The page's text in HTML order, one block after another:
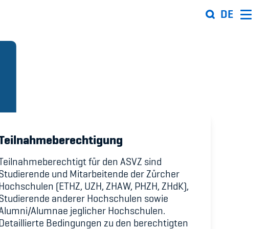
DE
& Sport
Mitgliedervereine
Sponsoren und Partner
Netzwerk
für den ASVZ sind
und Mitarbeitende der Zürcher
(ETHZ, UZH, ZHAW, PHZH, ZHdK),
anderer Hochschulen sowie
Alumnae jeglicher Hochschulen.
Bedingungen zu den berechtigten